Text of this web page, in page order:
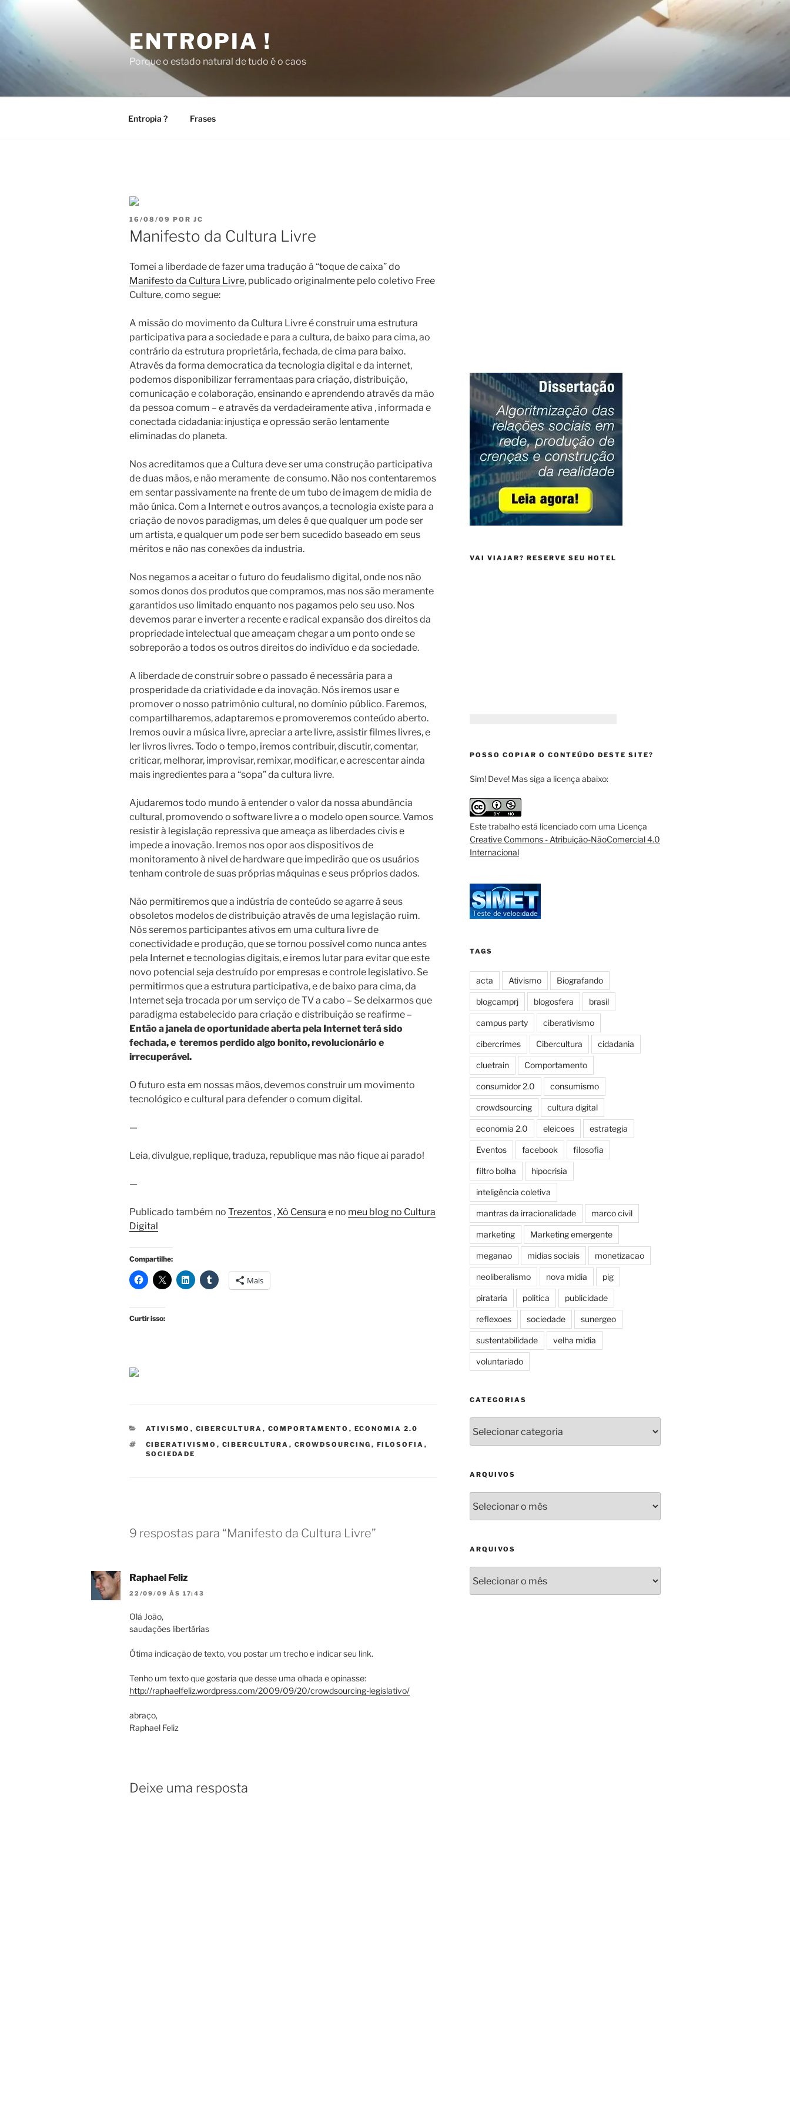
conteúdo
ENTROPIA !
Porque o estado natural de tudo é o caos
Entropia ? Frases
PUBLICADO
EM
16/08/09 POR JC
Manifesto da Cultura Livre
Tomei a liberdade de fazer uma tradução à “toque de caixa” do
Manifesto da Cultura Livre, publicado originalmente pelo coletivo Free
Culture, como segue:
A missão do movimento da Cultura Livre é construir uma estrutura
participativa para a sociedade e para a cultura, de baixo para cima, ao
contrário da estrutura proprietária, fechada, de cima para baixo.
Através da forma democratica da tecnologia digital e da internet,
podemos disponibilizar ferramentaas para criação, distribuição,
comunicação e colaboração, ensinando e aprendendo através da mão
da pessoa comum – e através da verdadeiramente ativa , informada e
conectada cidadania: injustiça e opressão serão lentamente
eliminadas do planeta.
Nos acreditamos que a Cultura deve ser uma construção participativa
de duas mãos, e não meramente de consumo. Não nos contentaremos
em sentar passivamente na frente de um tubo de imagem de midia de
mão única. Com a Internet e outros avanços, a tecnologia existe para a
criação de novos paradigmas, um deles é que qualquer um pode ser
um artista, e qualquer um pode ser bem sucedido baseado em seus
méritos e não nas conexões da industria.
Nos negamos a aceitar o futuro do feudalismo digital, onde nos não
somos donos dos produtos que compramos, mas nos são meramente
garantidos uso limitado enquanto nos pagamos pelo seu uso. Nos
devemos parar e inverter a recente e radical expansão dos direitos da
propriedade intelectual que ameaçam chegar a um ponto onde se
sobreporão a todos os outros direitos do indivíduo e da sociedade.
A liberdade de construir sobre o passado é necessária para a
prosperidade da criatividade e da inovação. Nós iremos usar e
promover o nosso patrimônio cultural, no domínio público. Faremos,
compartilharemos, adaptaremos e promoveremos conteúdo aberto.
Iremos ouvir a música livre, apreciar a arte livre, assistir filmes livres, e
ler livros livres. Todo o tempo, iremos contribuir, discutir, comentar,
criticar, melhorar, improvisar, remixar, modificar, e acrescentar ainda
mais ingredientes para a “sopa” da cultura livre.
Ajudaremos todo mundo à entender o valor da nossa abundância
cultural, promovendo o software livre a o modelo open source. Vamos
resistir à legislação repressiva que ameaça as liberdades civis e
impede a inovação. Iremos nos opor aos dispositivos de
monitoramento à nivel de hardware que impedirão que os usuários
tenham controle de suas próprias máquinas e seus próprios dados.
Não permitiremos que a indústria de conteúdo se agarre à seus
obsoletos modelos de distribuição através de uma legislação ruim.
Nós seremos participantes ativos em uma cultura livre de
conectividade e produção, que se tornou possível como nunca antes
pela Internet e tecnologias digitais, e iremos lutar para evitar que este
novo potencial seja destruído por empresas e controle legislativo. Se
permitirmos que a estrutura participativa, e de baixo para cima, da
Internet seja trocada por um serviço de TV a cabo – Se deixarmos que
paradigma estabelecido para criação e distribuição se reafirme –
Então a janela de oportunidade aberta pela Internet terá sido
fechada, e teremos perdido algo bonito, revolucionário e
irrecuperável.
O futuro esta em nossas mãos, devemos construir um movimento
tecnológico e cultural para defender o comum digital.
—
Leia, divulgue, replique, traduza, republique mas não fique ai parado!
—
Publicado também no Trezentos , Xô Censura e no meu blog no Cultura
Digital
Compartilhe:
Mais
Curtir isso:
CATEGORIAS
ATIVISMO , CIBERCULTURA , COMPORTAMENTO , ECONOMIA 2.0
TAGS
CIBERATIVISMO , CIBERCULTURA , CROWDSOURCING , FILOSOFIA ,
SOCIEDADE
9 respostas para “Manifesto da Cultura Livre”
Raphael Feliz
22/09/09 ÀS 17:43
Olá João,
saudações libertárias
Ótima indicação de texto, vou postar um trecho e indicar seu link.
Tenho um texto que gostaria que desse uma olhada e opinasse:
http://raphaelfeliz.wordpress.com/2009/09/20/crowdsourcing-legislativo/
abraço,
Raphael Feliz
Deixe uma resposta
VAI VIAJAR? RESERVE SEU HOTEL
POSSO COPIAR O CONTEÚDO DESTE SITE?
Sim! Deve! Mas siga a licença abaixo:
Este trabalho está licenciado com uma Licença
Creative Commons - Atribuição-NãoComercial 4.0
Internacional
TAGS
acta Ativismo Biografando
blogcamprj blogosfera brasil
campus party ciberativismo
cibercrimes Cibercultura cidadania
cluetrain Comportamento
consumidor 2.0 consumismo
crowdsourcing cultura digital
economia 2.0 eleicoes estrategia
Eventos facebook filosofia
filtro bolha hipocrisia
inteligência coletiva
mantras da irracionalidade marco civil
marketing Marketing emergente
meganao midias sociais monetizacao
neoliberalismo nova midia pig
pirataria politica publicidade
reflexoes sociedade sunergeo
sustentabilidade velha midia
voluntariado
CATEGORIAS
ARQUIVOS
ARQUIVOS